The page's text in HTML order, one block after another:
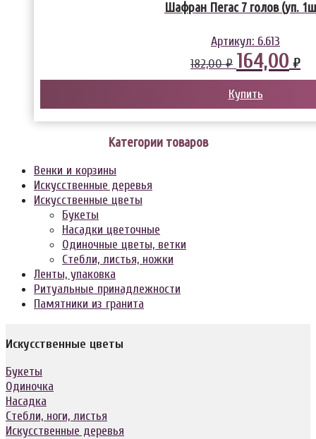
Шафран Пегас 7 голов (уп.
Артикул: 6.613
182,00 ₽ 164,00 ₽
Купить
Категории товаров
Венки и корзины
Искусственные деревья
Искусственные цветы
Букеты
Насадки цветочные
Одиночные цветы, ветки
Стебли, листья, ножки
Ленты, упаковка
Ритуальные принадлежности
Памятники из гранита
Искусственные цветы
Букеты
Одиночка
Насадка
Стебли, ноги, листья
Искусственные деревья